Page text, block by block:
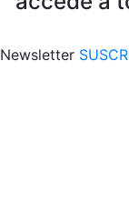
Newsletter